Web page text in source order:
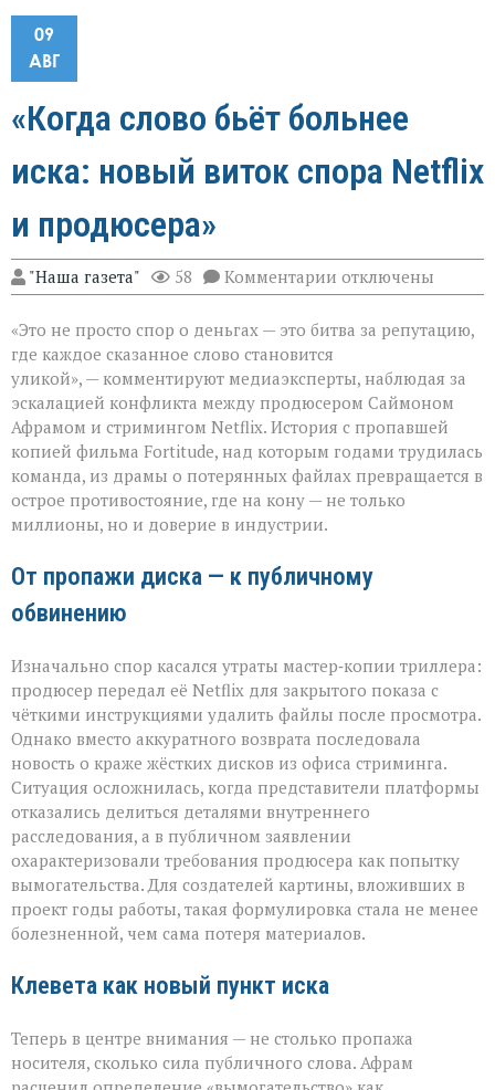
09
АВГ
«Когда слово бьёт больнее
иска: новый виток спора Netflix
и продюсера»
"Наша газета" 58 Комментарии к
записи
слово
больнее
иска:
новый
виток
спора
Netflix
и
продюсера»
отключены
«Это не просто спор о деньгах — это битва за репутацию,
где каждое сказанное слово становится
уликой», — комментируют медиаэксперты, наблюдая за
эскалацией конфликта между продюсером Саймоном
Афрамом и стримингом Netflix. История с пропавшей
копией фильма Fortitude, над которым годами трудилась
команда, из драмы о потерянных файлах превращается в
острое противостояние, где на кону — не только
миллионы, но и доверие в индустрии.
От пропажи диска — к публичному
обвинению
Изначально спор касался утраты мастер‑копии триллера:
продюсер передал её Netflix для закрытого показа с
чёткими инструкциями удалить файлы после просмотра.
Однако вместо аккуратного возврата последовала
новость о краже жёстких дисков из офиса стриминга.
Ситуация осложнилась, когда представители платформы
отказались делиться деталями внутреннего
расследования, а в публичном заявлении
охарактеризовали требования продюсера как попытку
вымогательства. Для создателей картины, вложивших в
проект годы работы, такая формулировка стала не менее
болезненной, чем сама потеря материалов.
Клевета как новый пункт иска
Теперь в центре внимания — не столько пропажа
носителя, сколько сила публичного слова. Афрам